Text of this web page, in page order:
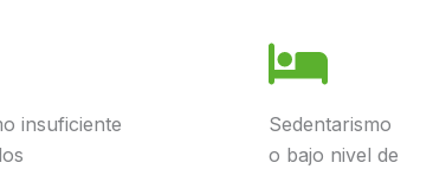
insuficiente
Sedentarismo
o bajo nivel de